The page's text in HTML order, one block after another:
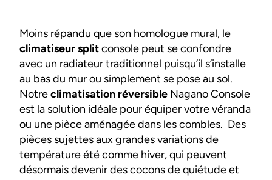
Moins répandu que son homologue mural, le
climatiseur splitconsole peut se confondre
avec un radiateur traditionnel puisqu’il s’installe
au bas du mur ou simplement se pose au sol.
Notreclimatisation réversible Nagano Console
est la solution idéale pour équiper votre véranda
ou une pièce aménagée dans les combles. Des
pièces sujettes aux grandes variations de
température été comme hiver, qui peuvent
désormais devenir des cocons de quiétude et